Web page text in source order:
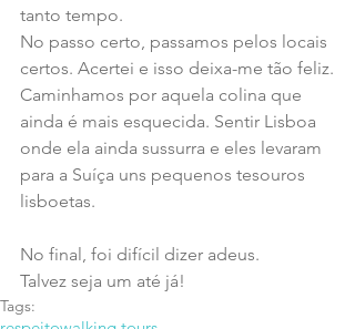
tanto tempo.
No passo certo, passamos pelos locais
certos. Acertei e isso deixa-me tão feliz.
Caminhamos por aquela colina que
ainda é mais esquecida. Sentir Lisboa
onde ela ainda sussurra e eles levaram
para a Suíça uns pequenos tesouros
lisboetas.
No final, foi difícil dizer adeus.
Talvez seja um até já!
Tags: